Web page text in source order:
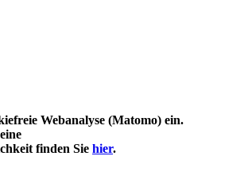
Webanalyse (Matomo) ein.
finden Sie hier.